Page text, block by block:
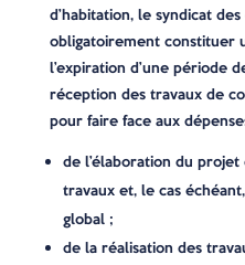
d’habitation, le syndicat
obligatoirement constituer
l’expiration d’une période
réception des travaux de
pour faire face aux
de l’élaboration du
travaux et, le cas
global ;
de la réalisation des